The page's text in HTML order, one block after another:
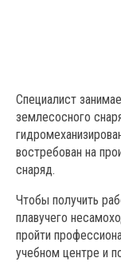
Специалист
землесосного
востребован на
снаряд.
Чтобы получить
плавучего
пройти
учебном центре и